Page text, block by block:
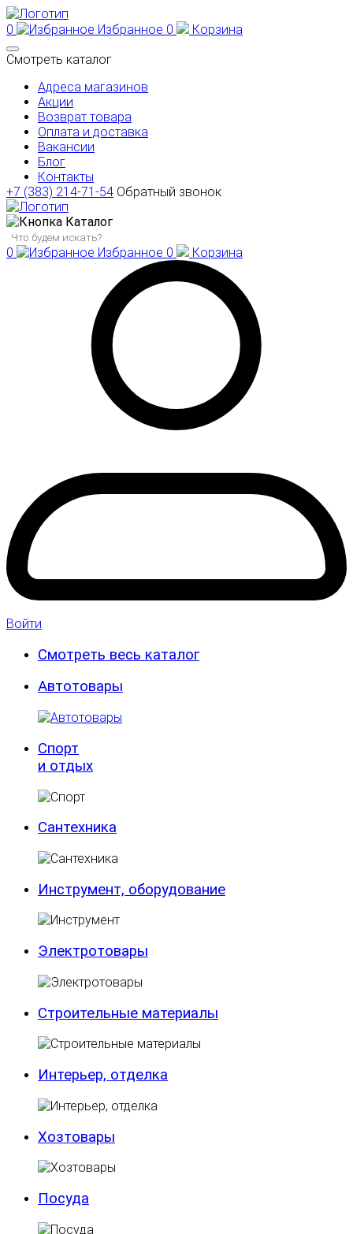
0 Избранное 0
Корзина
Смотреть каталог
Адреса магазинов
Акции
Возврат товара
Оплата и доставка
Вакансии
Блог
Контакты
+7 (383) 214-71-54 Обратный звонок
Каталог
0 Избранное 0 Корзина
Войти
Смотреть весь каталог
Автотовары
Спорт
и отдых
Сантехника
Инструмент, оборудование
Электротовары
Строительные материалы
Интерьер, отделка
Хозтовары
Посуда